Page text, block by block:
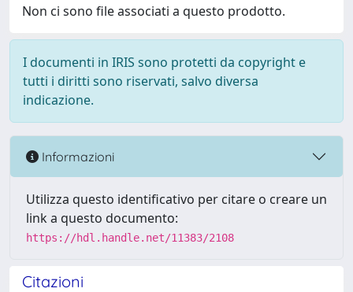
Non ci sono file associati a questo prodotto.
I documenti in IRIS sono protetti da copyright e
tutti i diritti sono riservati, salvo diversa
indicazione.
Informazioni
Utilizza questo identificativo per citare o creare un
link a questo documento:
https://hdl.handle.net/11383/2108
Citazioni